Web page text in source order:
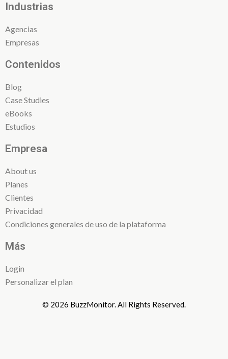
Industrias
Agencias
Empresas
Contenidos
Blog
Case Studies
eBooks
Estudios
Empresa
About us
Planes
Clientes
Privacidad
Condiciones generales de uso de la plataforma
Más
Login
Personalizar el plan
© 2026 BuzzMonitor. All Rights Reserved.